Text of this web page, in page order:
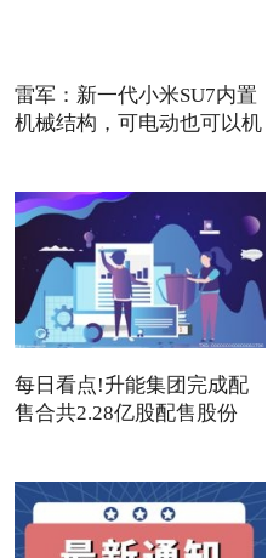
雷军：新一代小米SU7内置
机械结构，可电动也可以机
每日看点!升能集团完成配
售合共2.28亿股配售股份